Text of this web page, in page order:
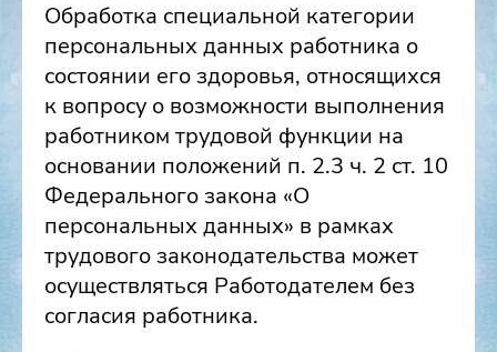
Обработка специальной категории
персональных данных работника о
состоянии его здоровья, относящихся
к вопросу о возможности выполнения
работником трудовой функции на
основании положений п. 2.3 ч. 2 ст. 10
Федерального закона «О
персональных данных» в рамках
трудового законодательства может
осуществляться Работодателем без
согласия работника.